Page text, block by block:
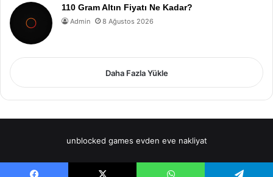
110 Gram Altın Fiyatı Ne Kadar?
Admin 8 Ağustos 2026
Daha Fazla Yükle
unblocked games evden eve nakliyat